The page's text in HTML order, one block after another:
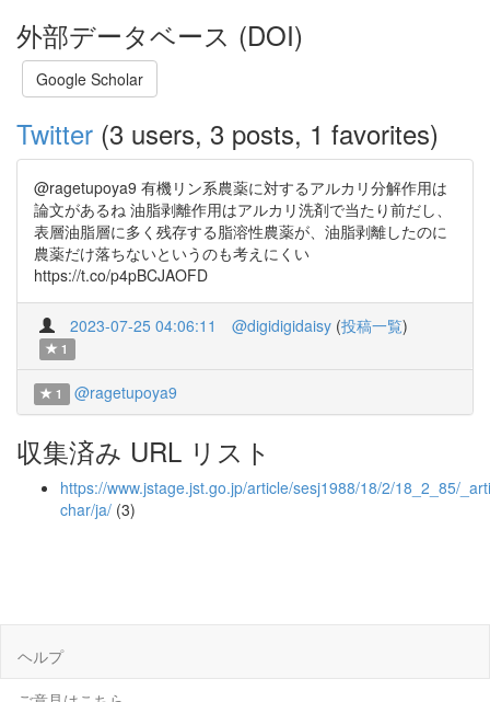
外部データベース (DOI)
Google Scholar
Twitter (3 users, 3 posts, 1 favorites)
@ragetupoya9 有機リン系農薬に対するアルカリ分解作用は
論文があるね 油脂剥離作用はアルカリ洗剤で当たり前だし、
表層油脂層に多く残存する脂溶性農薬が、油脂剥離したのに
農薬だけ落ちないというのも考えにくい
https://t.co/p4pBCJAOFD
2023-07-25 04:06:11 @digidigidaisy (投稿一覧)
1
1 @ragetupoya9
収集済み URL リスト
https://www.jstage.jst.go.jp/article/sesj1988/18/2/18_2_85/
char/ja/ (3)
ヘルプ